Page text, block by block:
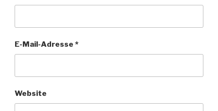
E-Mail-Adresse *
Website